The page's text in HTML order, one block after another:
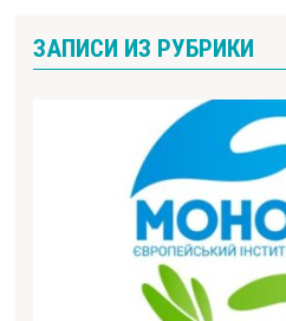
ЗАПИСИ ИЗ РУБРИКИ